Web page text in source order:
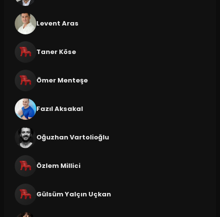
Levent Aras
Taner Köse
Ömer Menteşe
Fazıl Aksakal
Oğuzhan Vartolioğlu
Özlem Millici
Gülsüm Yalçın Uçkan